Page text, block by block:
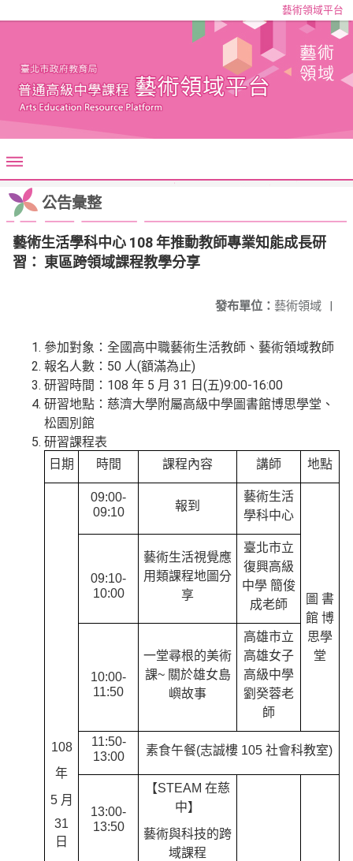
藝術領域平台
公告彙整
藝術生活學科中心 108 年推動教師專業知能成長研
習： 東區跨領域課程教學分享
發布單位： 藝術領域 |
參加對象：全國高中職藝術生活教師、藝術領域教師
報名人數：50 人(額滿為止)
研習時間：108 年 5 月 31 日(五)9:00-16:00
研習地點：慈濟大學附屬高級中學圖書館博思學堂、
松園別館
研習課程表
日期 時間 課程內容 講師 地點
108
年
5 月
31
日
09:00-
09:10
報到
藝術生活
學科中心
圖 書
館 博
思學
堂
09:10-
10:00
藝術生活視覺應
用類課程地圖分
享
臺北市立
復興高級
中學 簡俊
成老師
10:00-
11:50
一堂尋根的美術
課~ 關於雄女島
嶼故事
高雄市立
高雄女子
高級中學
劉癸蓉老
師
11:50-
13:00
素食午餐(志誠樓 105 社會科教室)
13:00-
13:50
【STEAM 在慈
中】
藝術與科技的跨
域課程